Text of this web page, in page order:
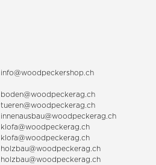
info@woodpeckershop.ch
boden@woodpeckerag.ch
tueren@woodpeckerag.ch
innenausbau@woodpeckerag.ch
klofa@woodpeckerag.ch
klofa@woodpeckerag.ch
holzbau@woodpeckerag.ch
holzbau@woodpeckerag.ch